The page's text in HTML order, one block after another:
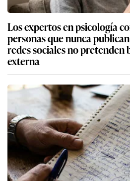
Los expertos en psicología
personas que nunca
redes sociales no pretenden
externa